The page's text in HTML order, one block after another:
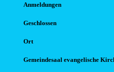
Anmeldungen
Geschlossen
Ort
Gemeindesaal evangelische